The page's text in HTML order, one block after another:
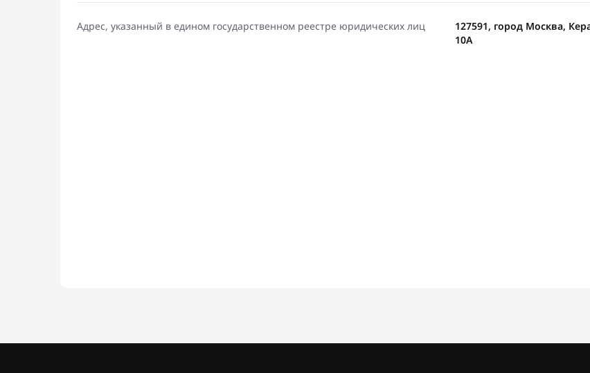
Адрес, указанный в едином государственном реестре юридических лиц
127591, город Москва,
10А